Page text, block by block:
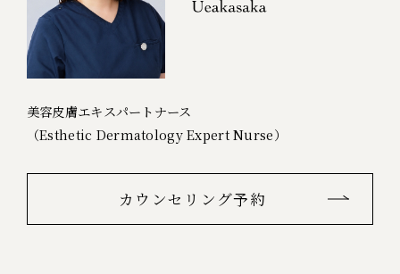
美容皮膚エキスパートナース
（Esthetic Dermatology Expert Nurse）
カウンセリング予約